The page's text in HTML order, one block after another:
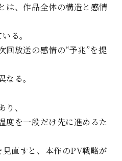
は、作品全体の構造と感情
る。
回放送の感情の“予兆”を提
る。
、
度を一段だけ先に進めるた
直すと、本作のPV戦略が